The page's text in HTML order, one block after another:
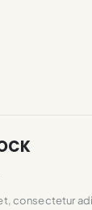
consectetur